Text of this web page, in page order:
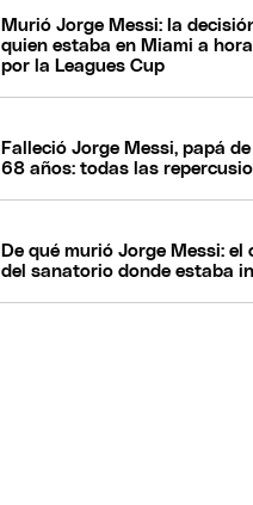
Murió Jorge Messi: la
quien estaba en Miami a
por la Leagues Cup
Falleció Jorge Messi, papá
68 años: todas las
De qué murió Jorge Messi: el
del sanatorio donde estaba